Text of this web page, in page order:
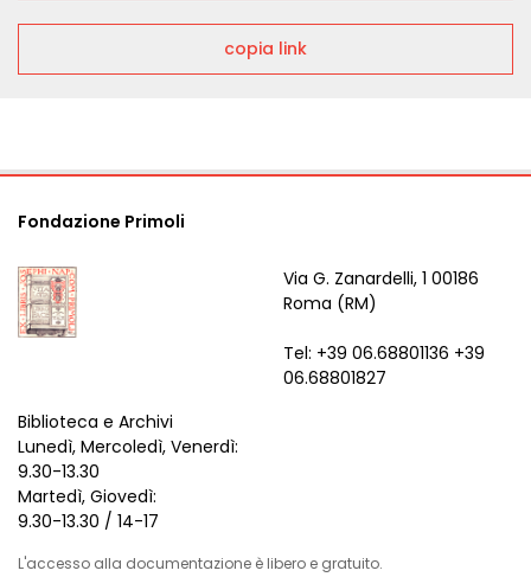
copia link
Fondazione Primoli
Via G. Zanardelli, 1 00186
Roma (RM)
Tel: +39 06.68801136 +39
06.68801827
Biblioteca e Archivi
Lunedì, Mercoledì, Venerdì:
9.30-13.30
Martedì, Giovedì:
9.30-13.30 / 14-17
L'accesso alla documentazione è libero e gratuito.